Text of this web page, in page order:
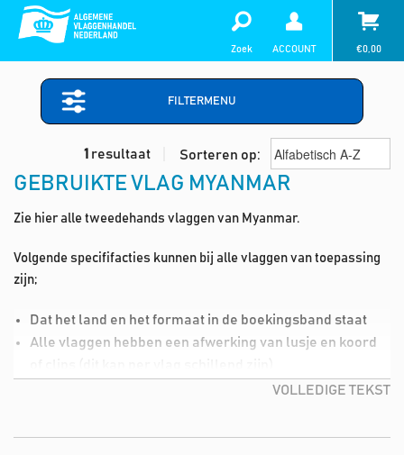
Zoek ACCOUNT €0,00
FILTERMENU
1 resultaat Sorteren op:
GEBRUIKTE VLAG MYANMAR
Zie hier alle tweedehands vlaggen van Myanmar.
Volgende specififacties kunnen bij alle vlaggen van toepassing
zijn;
Dat het land en het formaat in de boekingsband staat
Alle vlaggen hebben een afwerking van lusje en koord
Lichte vlekjes in de vlag (deze kan je dmv de wasmiddel,
VOLLEDIGE TEKST